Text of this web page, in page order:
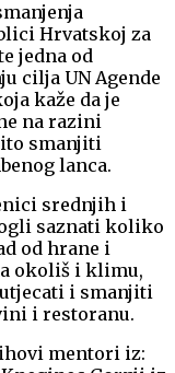
Hrvatskoj za
jedna od
cilja UN Agende
kaže da je
na razini
smanjiti
lanca.
srednjih i
saznati koliko
od hrane i
okoliš i klimu,
i smanjiti
i restoranu.
mentori iz: